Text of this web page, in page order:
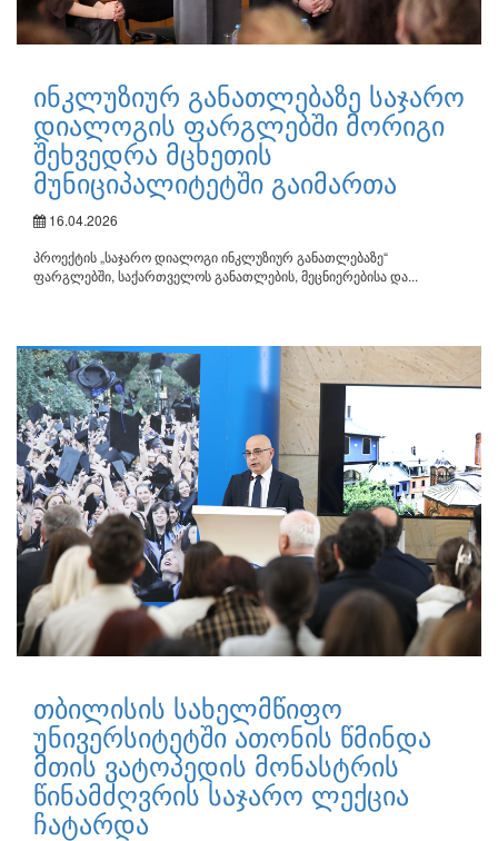
ინკლუზიურ განათლებაზე საჯარო
დიალოგის ფარგლებში მორიგი
შეხვედრა მცხეთის
მუნიციპალიტეტში გაიმართა
16.04.2026
პროექტის „საჯარო დიალოგი ინკლუზიურ განათლებაზე“
ფარგლებში, საქართველოს განათლების, მეცნიერებისა და...
თბილისის სახელმწიფო
უნივერსიტეტში ათონის წმინდა
მთის ვატოპედის მონასტრის
წინამძღვრის საჯარო ლექცია
ჩატარდა